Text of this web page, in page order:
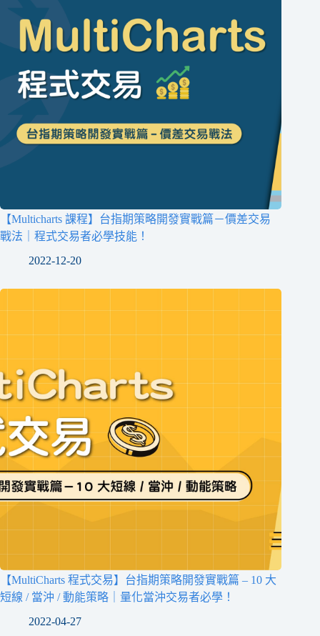
【Multicharts 課程】台指期策略開發實戰篇－價差交易
戰法｜程式交易者必學技能！
2022-12-20
【MultiCharts 程式交易】台指期策略開發實戰篇 – 10 大
短線 / 當沖 / 動能策略｜量化當沖交易者必學！
2022-04-27